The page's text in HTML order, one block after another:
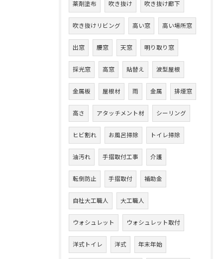
薬剤塗布 吹き抜け 吹き抜け廊下
吹き抜けリビング 高い窓 高い場所窓
出窓 腰窓 天窓 明り取り窓
採光窓 高窓 貼替え 波型屋根
金属板 屋根材 雨 金属 排煙窓
高さ アタッチメント材 シーリング
ヒビ割れ お風呂掃除 トイレ掃除
油汚れ 手摺取付工事 介護
転倒防止 手摺取付 補助金
自社大工職人 大工職人
ウォシュレット ウォシュレット取付
洋式トイレ 洋式 年末年始